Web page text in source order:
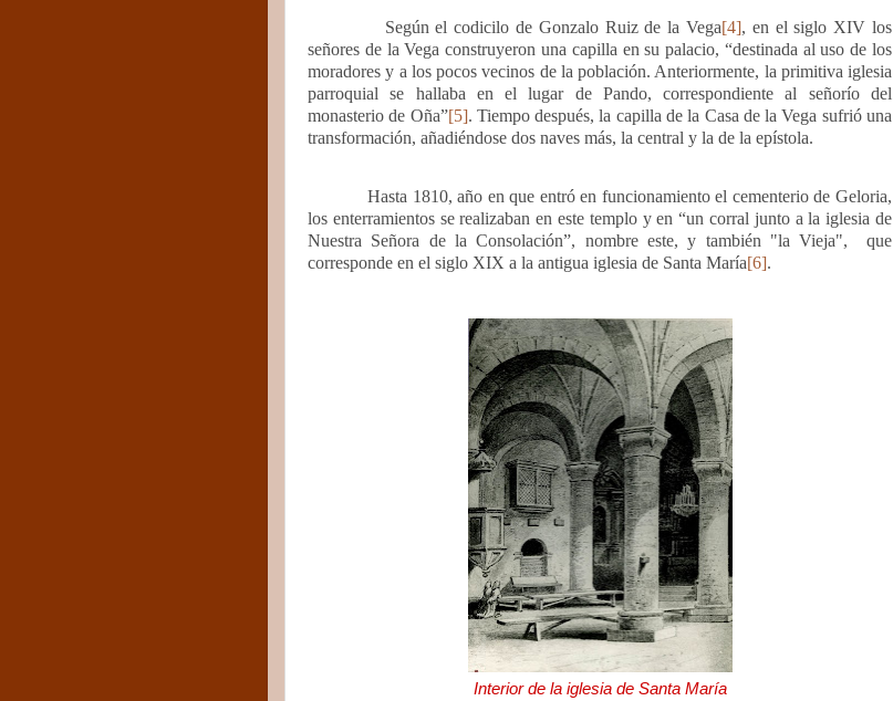
Según el codicilo de Gonzalo Ruiz de la Vega[4], en el siglo XIV los
señores de la Vega construyeron una capilla en su palacio, “destinada al uso de los
moradores y a los pocos vecinos de la población. Anteriormente, la primitiva iglesia
parroquial se hallaba en el lugar de Pando, correspondiente al señorío del
monasterio de Oña”[5]. Tiempo después, la capilla de la Casa de la Vega sufrió una
transformación, añadiéndose dos naves más, la central y la de la epístola.
Hasta 1810, año en que entró en funcionamiento el cementerio de Geloria,
los enterramientos se realizaban en este templo y en “un corral junto a la iglesia de
Nuestra Señora de la Consolación”, nombre este, y también "la Vieja",
que
corresponde en el siglo XIX a la antigua iglesia de Santa María[6].
Interior de la iglesia de Santa María